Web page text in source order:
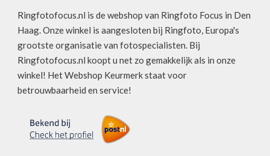
Ringfotofocus.nl is de webshop van Ringfoto Focus in Den
Haag. Onze winkel is aangesloten bij Ringfoto, Europa's
grootste organisatie van fotospecialisten. Bij
Ringfotofocus.nl koopt u net zo gemakkelijk als in onze
winkel! Het Webshop Keurmerk staat voor
betrouwbaarheid en service!